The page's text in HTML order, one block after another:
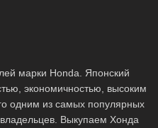
марки Honda. Японский
экономичностью, высоким
одним из самых популярных
Выкупаем Хонда